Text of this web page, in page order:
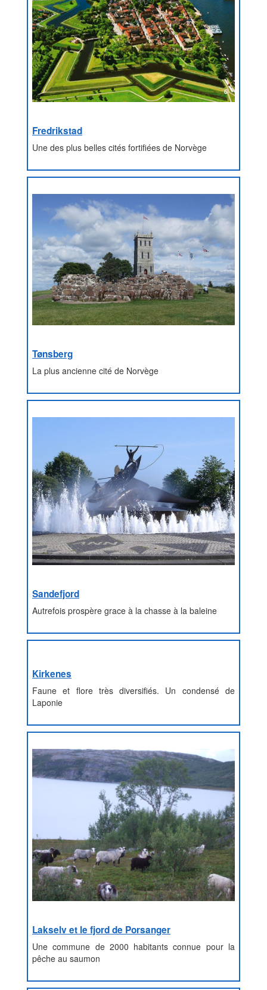
Fredrikstad
Une des plus belles cités fortifiées de Norvège
Tønsberg
La plus ancienne cité de Norvège
Sandefjord
Autrefois prospère grace à la chasse à la baleine
Kirkenes
Faune et flore très diversifiés. Un condensé de
Laponie
Lakselv et le fjord de Porsanger
Une commune de 2000 habitants connue pour la
pêche au saumon